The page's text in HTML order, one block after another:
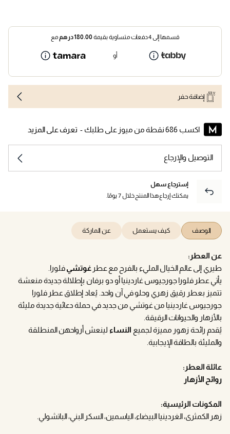
قسمها إلى 4 دفعات متساوية بقيمة 180.00درهممع
أو
إضافة حفر
اكسب 686 نقطة من ميوز على طلبك - تعرف على المزيد
التوصيل والإرجاع
إسترجاع سهل
يمكنك إرجاع هذا المنتج خلال 7 يومًا.
الوصف كيف يستعمل عن الماركة
عن العطر:
طيري إلى عالم الخيال المليء بالفرح مع عطر غوتشيفلورا.
يأتي عطر فلورا جورجيوس غاردينيا أو دو برفان بإطلالة جديدة منعشة
تتميز بعطر رقيق زهري وحلو في آن واحد. يُعاد إطلاق عطر فلورا
جورجيوس غاردينيا من غوتشي من جديد في حملة دعائية جديدة مليئة
بالأزهار والحيوانات الرقيقة.
يُقدم رائحة زهور مميزة لجميع النساء لينعش أرواحهن المنطلقة
والمليئة بالطاقة الإيجابية.
عائلة العطر:
روائح الأزهار
المكونات الرئيسية:
زهر الكمثرى، الغردينيا البيضاء، الياسمين، السكر البني، الباتشولي.